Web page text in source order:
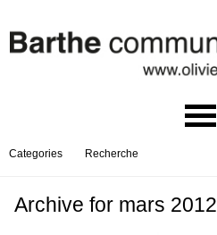
Categories Recherche
Archive for mars 2012